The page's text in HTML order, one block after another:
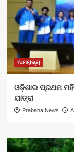
ଆମରାଜ୍ୟ
ଓଡ଼ିଶାର ପ୍ରଥମ
ଯାତ୍ରା
Prabaha News